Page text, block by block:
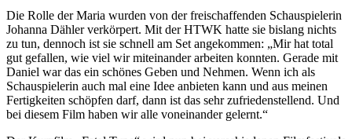
Die Rolle der Maria wurden von der freischaffenden Schauspielerin
Johanna Dähler verkörpert. Mit der HTWK hatte sie bislang nichts
zu tun, dennoch ist sie schnell am Set angekommen: „Mir hat total
gut gefallen, wie viel wir miteinander arbeiten konnten. Gerade mit
Daniel war das ein schönes Geben und Nehmen. Wenn ich als
Schauspielerin auch mal eine Idee anbieten kann und aus meinen
Fertigkeiten schöpfen darf, dann ist das sehr zufriedenstellend. Und
bei diesem Film haben wir alle voneinander gelernt.“